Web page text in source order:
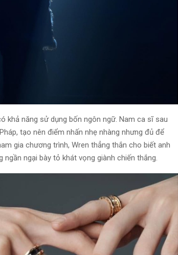
khả năng sử dụng bốn ngôn ngữ. Nam ca sĩ sau
tạo nên điểm nhấn nhẹ nhàng nhưng đủ để
gia chương trình, Wren thẳng thắn cho biết anh
ngại bày tỏ khát vọng giành chiến thắng.